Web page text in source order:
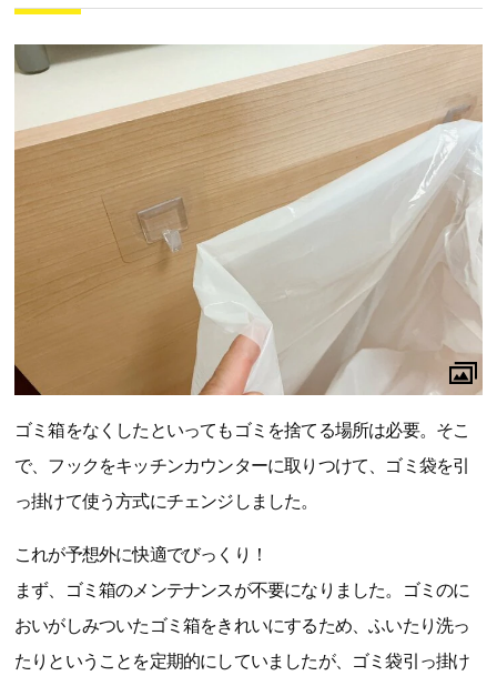
ゴミ箱をなくしたといってもゴミを捨てる場所は必要。そこ
で、フックをキッチンカウンターに取りつけて、ゴミ袋を引
っ掛けて使う方式にチェンジしました。
これが予想外に快適でびっくり！
まず、ゴミ箱のメンテナンスが不要になりました。ゴミのに
おいがしみついたゴミ箱をきれいにするため、ふいたり洗っ
たりということを定期的にしていましたが、ゴミ袋引っ掛け